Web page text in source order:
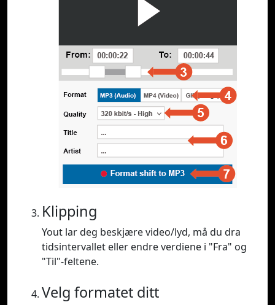
Klipping
Yout lar deg beskjære video/lyd, må du dra
tidsintervallet eller endre verdiene i "Fra" og
"Til"-feltene.
Velg formatet ditt